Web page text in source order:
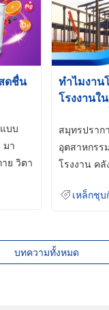
ดชื่น
บบ
มา
ย วิตา
ทำไมงาน
โรงงานใ
สมุทรปรา
อุตสาหกรร
โรงงาน ค
เหล็กชุบ
บทความทั้งหมด